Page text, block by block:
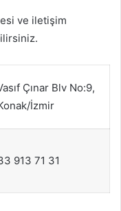
ve iletişim
Çınar Blv No:9,
İzmir
913 71 31